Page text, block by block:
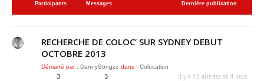
Participants Messages Dernière publication
RECHERCHE DE COLOC’ SUR SYDNEY DEBUT
OCTOBRE 2013
Démarré par : DannySongzz dans : Colocation
3 3 il y a 13 années et 4 mois